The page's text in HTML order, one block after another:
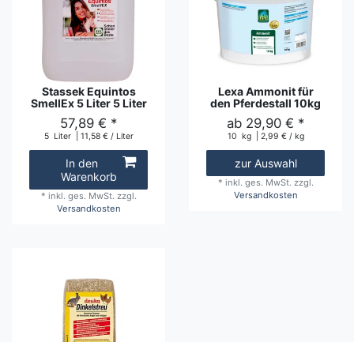
Stassek Equintos
SmellEx 5 Liter 5 Liter
57,89 € *
5 Liter | 11,58 € / Liter
In den
Warenkorb
* inkl. ges. MwSt. zzgl.
Versandkosten
Lexa Ammonit für
den Pferdestall 10kg
ab 29,90 € *
10 kg | 2,99 € / kg
zur Auswahl
* inkl. ges. MwSt. zzgl.
Versandkosten